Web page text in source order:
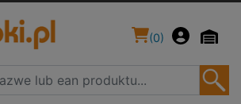
(0)